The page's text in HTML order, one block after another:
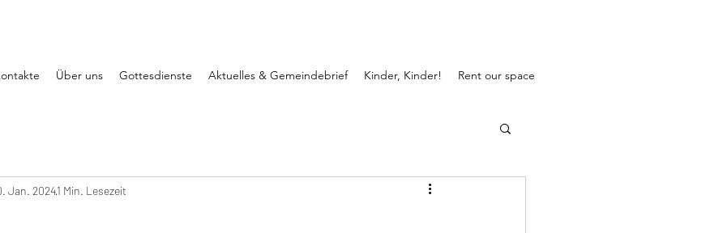
Über uns Gottesdienste Aktuelles & Gemeindebrief Kinder, Kinder! Rent our space
Jan. 20241 Min. Lesezeit